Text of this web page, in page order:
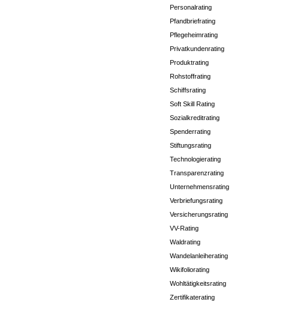
Personalrating
Pfandbriefrating
Pflegeheimrating
Privatkundenrating
Produktrating
Rohstoffrating
Schiffsrating
Soft Skill Rating
Sozialkreditrating
Spenderrating
Stiftungsrating
Technologierating
Transparenzrating
Unternehmensrating
Verbriefungsrating
Versicherungsrating
VV-Rating
Waldrating
Wandelanleiherating
Wikifoliorating
Wohltätigkeitsrating
Zertifikaterating